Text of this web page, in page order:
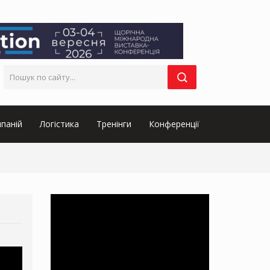
Логістика Тренінги Конференції